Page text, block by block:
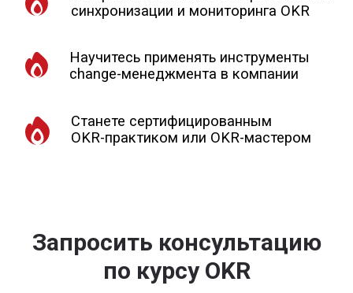
Запросить консультацию
по курсу OKR